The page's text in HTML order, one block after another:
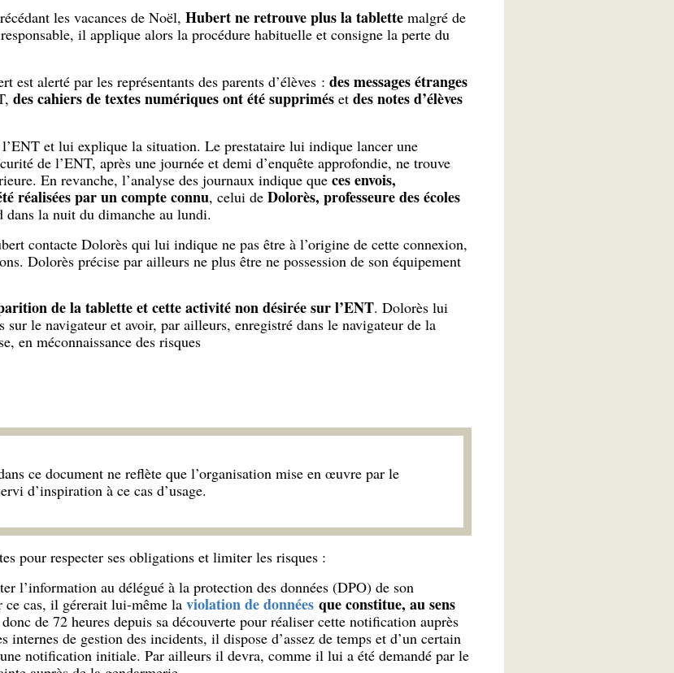
les vacances de Noël, Hubert ne retrouve plus la tablettemalgré de
il applique alors la procédure habituelle et consigne la perte du
est alerté par les représentants des parents d’élèves : des messages étranges
des cahiers de textes numériques ont été suppriméset des notes d’élèves
et lui explique la situation. Le prestataire lui indique lancer une
de l’ENT, après une journée et demi d’enquête approfondie, ne trouve
En revanche, l’analyse des journaux indique que ces envois,
réalisées par un compte connu, celui de Dolorès, professeure des écoles
dans la nuit du dimanche au lundi.
contacte Dolorès qui lui indique ne pas être à l’origine de cette connexion,
Dolorès précise par ailleurs ne plus être ne possession de son équipement
de la tablette et cette activité non désirée sur l’ENT. Dolorès lui
sur le navigateur et avoir, par ailleurs, enregistré dans le navigateur de la
en méconnaissance des risques
ce document ne reflète que l’organisation mise en œuvre par le
d’inspiration à ce cas d’usage.
pour respecter ses obligations et limiter les risques :
l’information au délégué à la protection des données (DPO) de son
ce cas, il gérerait lui-même la violation de donnéesque constitue, au sens
de 72 heures depuis sa découverte pour réaliser cette notification auprès
de gestion des incidents, il dispose d’assez de temps et d’un certain
notification initiale. Par ailleurs il devra, comme il lui a été demandé par le